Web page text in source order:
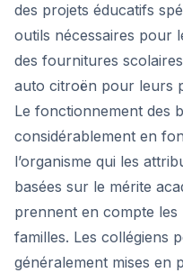
des projets éducatifs
outils nécessaires pour
des fournitures
auto citroën pour leurs
Le fonctionnement des
considérablement en
l’organisme qui les
basées sur le mérite
prennent en compte les
familles. Les collégiens
généralement mises en